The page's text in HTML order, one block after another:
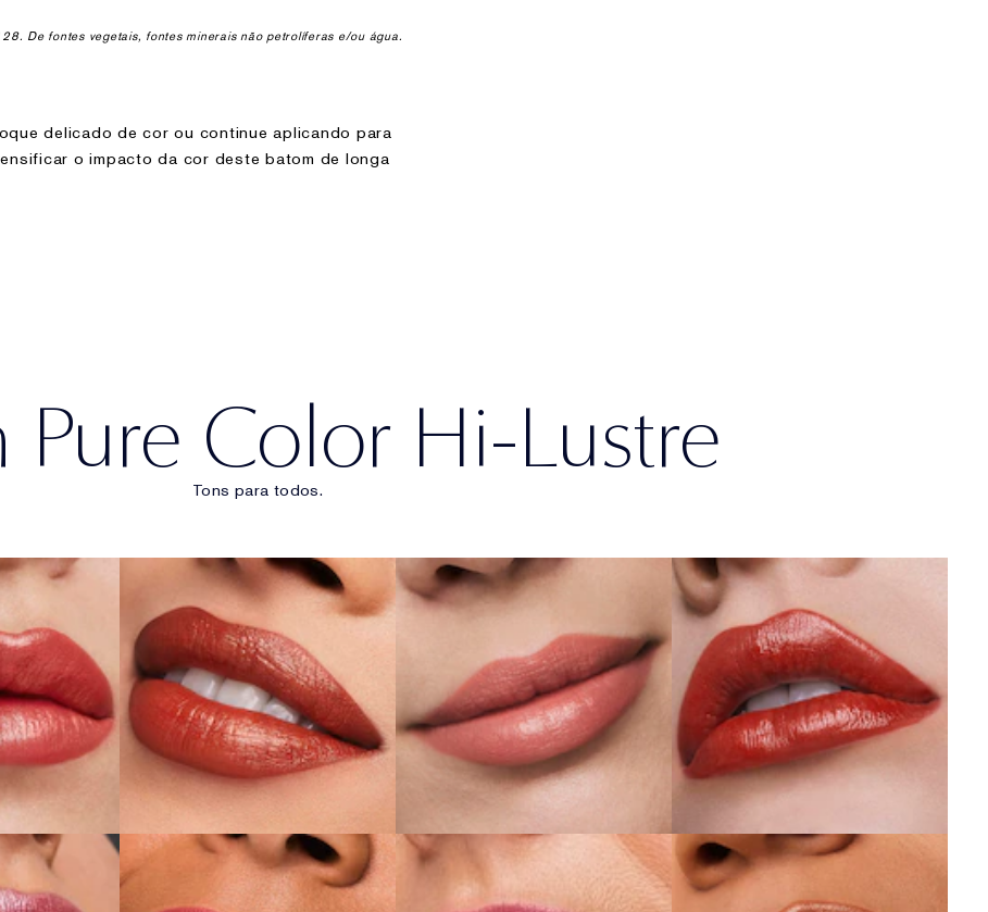
De fontes vegetais, fontes minerais não petrolíferas e/ou água.
delicado de cor ou continue aplicando para
o impacto da cor deste batom de longa
Pure Color Hi-Lustre
Tons para todos.
Apricot 130 Slow Burn
COMPRE AGORA
546 Angel Lips
COMPRE AGORA
333 Persuasive
COMPRE AGORA
565 Starlit Pink
COMPRE AGORA
223 Candy
COMPRE AGORA
111 Tiger Eye
COMPRE AGORA